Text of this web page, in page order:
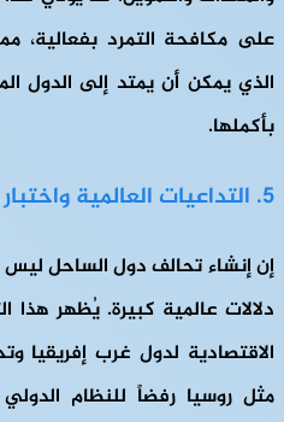
على مكافحة التمرد بفعالية،
الذي يمكن أن يمتد إلى الدول
بأكملها.
5. التداعيات العالمية واختبار مرونة النظام الدولي
إن إنشاء تحالف دول الساحل
دلالات عالمية كبيرة. يُظهر هذا
الاقتصادية لدول غرب إفريقيا
مثل روسيا رفضاً للنظام